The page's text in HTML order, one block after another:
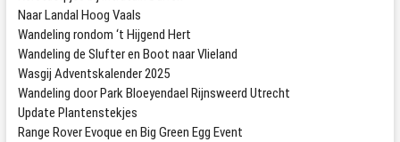
Naar Landal Hoog Vaals
Wandeling rondom ‘t Hijgend Hert
Wandeling de Slufter en Boot naar Vlieland
Wasgij Adventskalender 2025
Wandeling door Park Bloeyendael Rijnsweerd Utrecht
Update Plantenstekjes
Range Rover Evoque en Big Green Egg Event